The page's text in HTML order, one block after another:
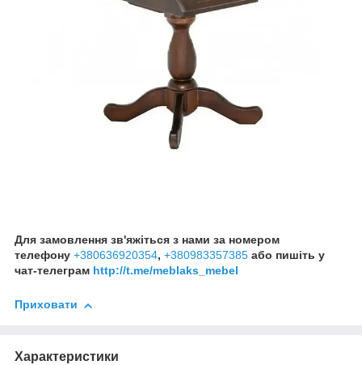
Для замовлення зв'яжіться з нами за номером
телефону +380636920354, +380983357385 або пишіть у
чат-телеграм http://t.me/meblaks_mebel
Приховати
Характеристики